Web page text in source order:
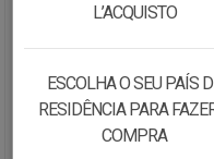
L’ACQUISTO
ESCOLHA O SEU PAÍS
RESIDÊNCIA PARA
COMPRA